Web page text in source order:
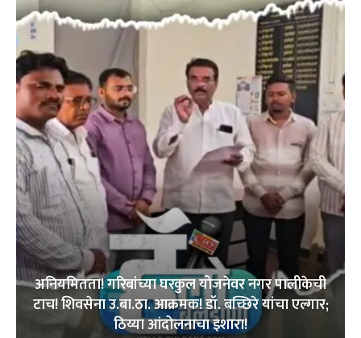
अनियमितता! गरिबांच्या घरकुल योजनेवर नगर पालीकेची
टाच! शिवसेना उ.बा.ठा. आक्रमक! डॉ. बच्छिरे यांचा एल्गार;
ठिय्या आंदोलनाचा इशारा!